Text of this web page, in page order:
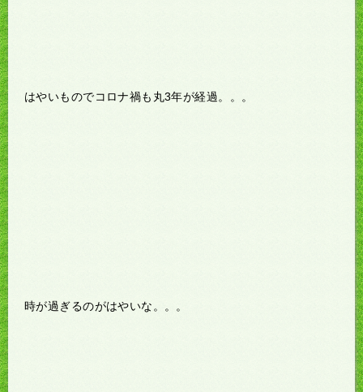
はやいものでコロナ禍も丸3年が経過。。。
時が過ぎるのがはやいな。。。